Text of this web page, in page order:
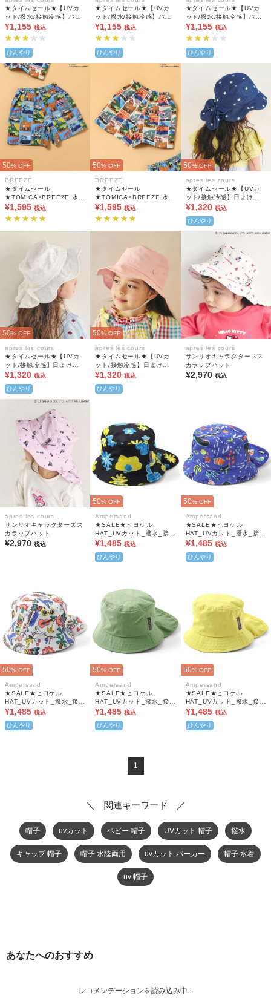
★タイムセール★【UVカ
ット/撥水/接触冷感】バラ
エティアウトドアハット_
保冷剤ポケット付き
¥1,155 税込
ひんやり
★タイムセール★【UVカ
ット/撥水/接触冷感】バラ
エティアウトドアハット_
保冷剤ポケット付き
¥1,155 税込
ひんやり
★タイムセール★【UVカ
ット/撥水/接触冷感】バラ
エティアウトドアハット_
保冷剤ポケット付き
¥1,155 税込
ひんやり
50% OFF
BREEZE
★タイムセール
★TOMICA×BREEZE 水陸
両用パンツ 4分丈 UVカッ
ト 撥水
¥1,595 税込
50% OFF
BREEZE
★タイムセール
★TOMICA×BREEZE 水陸
両用パンツ 4分丈 UVカッ
ト 撥水
¥1,595 税込
50% OFF
apres les cours
★タイムセール★【UVカ
ット/接触冷感】日よけリ
ボン付きスカラップハット
¥1,320 税込
ひんやり
50% OFF
apres les cours
★タイムセール★【UVカ
ット/接触冷感】日よけリ
ボン付きスカラップハット
¥1,320 税込
ひんやり
50% OFF
apres les cours
★タイムセール★【UVカ
ット/接触冷感】日よけリ
ボン付きスカラップハット
¥1,320 税込
ひんやり
apres les cours
サンリオキャラクターズス
カラップハット
¥2,970 税込
apres les cours
サンリオキャラクターズス
カラップハット
¥2,970 税込
50% OFF
Ampersand
★SALE★ヒヨケル
HAT_UVカット_撥水_接触
冷感_保冷剤ポケット付き_
¥1,485 税込
ひんやり
50% OFF
Ampersand
★SALE★ヒヨケル
HAT_UVカット_撥水_接触
冷感_保冷剤ポケット付き_
¥1,485 税込
ひんやり
50% OFF
Ampersand
★SALE★ヒヨケル
HAT_UVカット_撥水_接触
冷感_保冷剤ポケット付き_
¥1,485 税込
ひんやり
50% OFF
Ampersand
★SALE★ヒヨケル
HAT_UVカット_撥水_接触
冷感_保冷剤ポケット付き_
¥1,485 税込
ひんやり
50% OFF
Ampersand
★SALE★ヒヨケル
HAT_UVカット_撥水_接触
冷感_保冷剤ポケット付き_
¥1,485 税込
ひんやり
1
＼ 関連キーワード ／
帽子 uvカット ベビー 帽子 UVカット 帽子 撥水
キャップ 帽子 帽子 水陸両用 uvカット パーカー 帽子 水着
uv 帽子
あなたへのおすすめ
レコメンデーションを読み込み中...